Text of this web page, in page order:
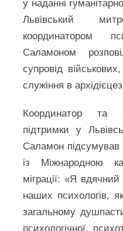
у наданні
Львівський
координатором
Саламоном
супровід
служіння в
Координатор та
підтримки у
Саламон підсумував
із Міжнародною
міграції: «Я
наших психологів,
загальному
психологічної,